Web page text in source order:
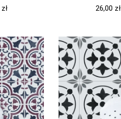
zł 26,00 zł